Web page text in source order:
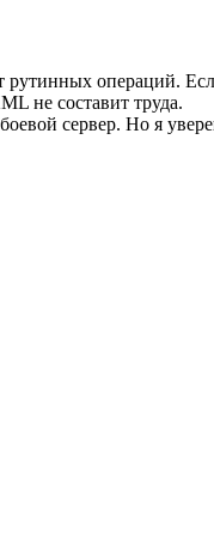
рутинных операций.
не составит труда.
сервер. Но я